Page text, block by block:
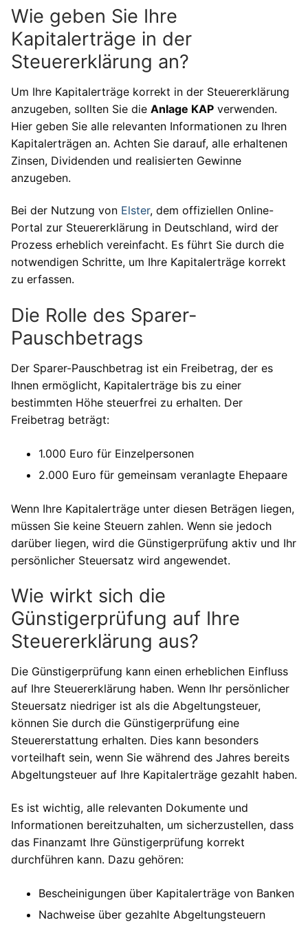
Wie geben Sie Ihre
Kapitalerträge in der
Steuererklärung an?
Um Ihre Kapitalerträge korrekt in der Steuererklärung
anzugeben, sollten Sie die Anlage KAP verwenden.
Hier geben Sie alle relevanten Informationen zu Ihren
Kapitalerträgen an. Achten Sie darauf, alle erhaltenen
Zinsen, Dividenden und realisierten Gewinne
anzugeben.
Bei der Nutzung von Elster, dem offiziellen Online-
Portal zur Steuererklärung in Deutschland, wird der
Prozess erheblich vereinfacht. Es führt Sie durch die
notwendigen Schritte, um Ihre Kapitalerträge korrekt
zu erfassen.
Die Rolle des Sparer-
Pauschbetrags
Der Sparer-Pauschbetrag ist ein Freibetrag, der es
Ihnen ermöglicht, Kapitalerträge bis zu einer
bestimmten Höhe steuerfrei zu erhalten. Der
Freibetrag beträgt:
1.000 Euro für Einzelpersonen
2.000 Euro für gemeinsam veranlagte Ehepaare
Wenn Ihre Kapitalerträge unter diesen Beträgen liegen,
müssen Sie keine Steuern zahlen. Wenn sie jedoch
darüber liegen, wird die Günstigerprüfung aktiv und Ihr
persönlicher Steuersatz wird angewendet.
Wie wirkt sich die
Günstigerprüfung auf Ihre
Steuererklärung aus?
Die Günstigerprüfung kann einen erheblichen Einfluss
auf Ihre Steuererklärung haben. Wenn Ihr persönlicher
Steuersatz niedriger ist als die Abgeltungsteuer,
können Sie durch die Günstigerprüfung eine
Steuererstattung erhalten. Dies kann besonders
vorteilhaft sein, wenn Sie während des Jahres bereits
Abgeltungsteuer auf Ihre Kapitalerträge gezahlt haben.
Es ist wichtig, alle relevanten Dokumente und
Informationen bereitzuhalten, um sicherzustellen, dass
das Finanzamt Ihre Günstigerprüfung korrekt
durchführen kann. Dazu gehören:
Bescheinigungen über Kapitalerträge von Banken
Nachweise über gezahlte Abgeltungsteuern